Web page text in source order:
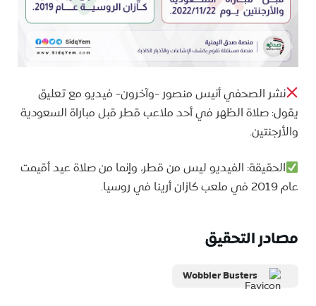
نشر الصحفي أنيس منصور -وآخرون- فيديو مع تعليق
يقول: صلاة الظهر في أحد ملاعب قطر قبل مباراة السعودية
والأرجنتين.
الحقيقة: الفيديو ليس من قطر، وإنما من صلاة عيد أقيمت
عام 2019 في ملعب كازان أرينا في روسيا.
مصادر التحقيق
Wobbler Busters